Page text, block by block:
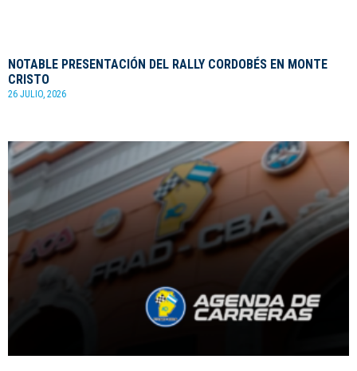
NOTABLE PRESENTACIÓN DEL RALLY CORDOBÉS EN MONTE
CRISTO
26 JULIO, 2026